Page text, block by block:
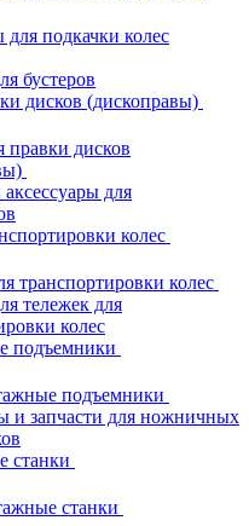
для подкачки колес
бустеров
дисков (дископравы)
правки дисков
для
колес
транспортировки колес
тележек для
колес
подъемники
подъемники
и запчасти для ножничных
станки
станки